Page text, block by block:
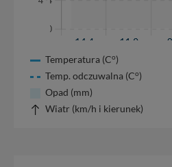
Temperatura (Co)
Temp. odczuwalna (Co)
Opad (mm)
Wiatr (km/h i kierunek)